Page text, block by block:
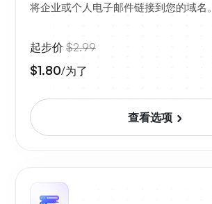
将企业或个人电子邮件链接到您的域名。
起步价 $2.99
$1.80/为了
查看选项